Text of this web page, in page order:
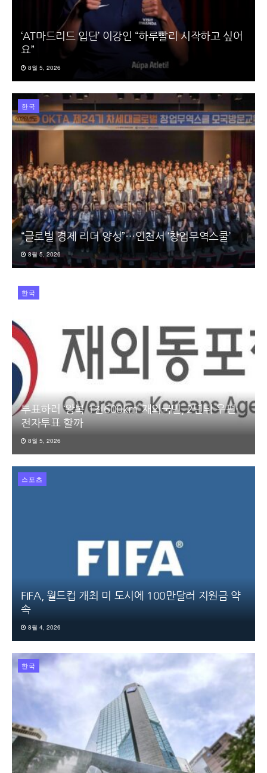
‘AT마드리드 입단’ 이강인 “하루빨리 시작하고 싶어
요”
8월 5, 2026
한국
“글로벌 경제 리더 양성”…인천서 ‘창업무역스쿨’
8월 5, 2026
한국
투표하러 ‘왕복 1천600km’ 재외국민, 2년뒤 우편·
전자투표 할까
8월 5, 2026
스포츠
FIFA, 월드컵 개최 미 도시에 100만달러 지원금 약
속
8월 4, 2026
한국